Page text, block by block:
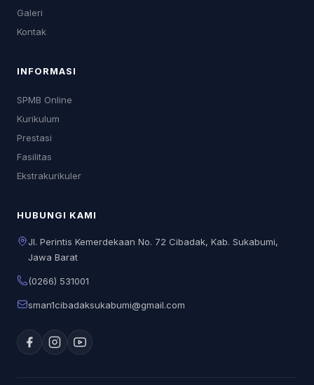
Galeri
Kontak
INFORMASI
SPMB Online
Kurikulum
Prestasi
Fasilitas
Ekstrakurikuler
HUBUNGI KAMI
Jl. Perintis Kemerdekaan No. 72 Cibadak, Kab. Sukabumi,
Jawa Barat
(0266) 531001
sman1cibadaksukabumi@gmail.com